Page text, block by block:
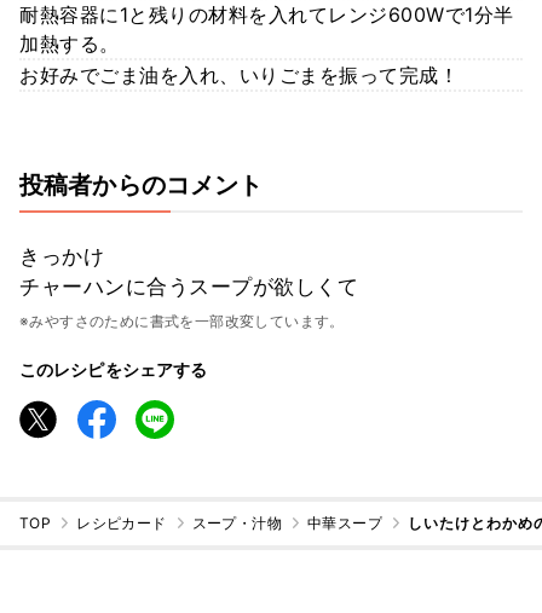
耐熱容器に1と残りの材料を入れてレンジ600Wで1分半
加熱する。
お好みでごま油を入れ、いりごまを振って完成！
投稿者からのコメント
きっかけ
チャーハンに合うスープが欲しくて
※みやすさのために書式を一部改変しています。
このレシピをシェアする
TOP レシピカード スープ・汁物 中華スープ しいたけとわかめ